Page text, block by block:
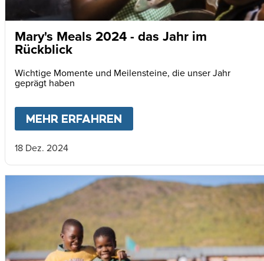
Mary's Meals 2024 - das Jahr im
Rückblick
Wichtige Momente und Meilensteine, die unser Jahr
geprägt haben
MEHR ERFAHREN
18 Dez. 2024